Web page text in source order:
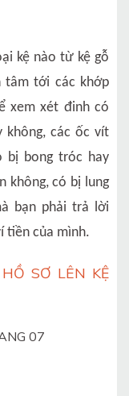
kệ nào từ kệ gỗ
tâm tới các khớp
xem xét đinh có
không, các ốc vít
bị bong tróc hay
không, có bị lung
bạn phải trả lời
tiền của mình.
SƠ LÊN KỆ